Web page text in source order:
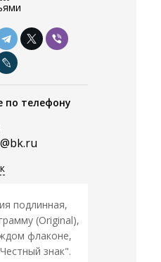
по телефону
подлинная,
(Original),
флаконе,
знак".